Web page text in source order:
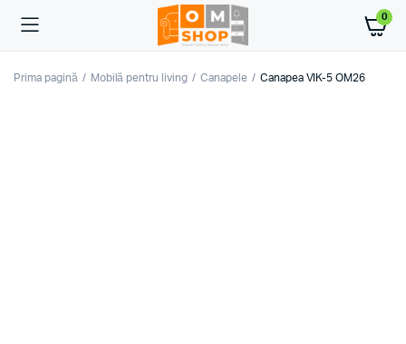
0
Prima pagină Mobilă pentru living Canapele Canapea VIK-5 OM26